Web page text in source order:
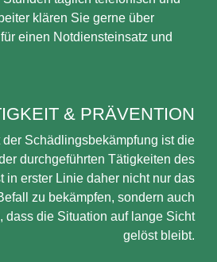
klären Sie gerne über
einen Notdiensteinsatz und
& PRÄVENTION
Schädlingsbekämpfung ist die
durchgeführten Tätigkeiten des
in erster Linie daher nicht nur das
zu bekämpfen, sondern auch
dass die Situation auf lange Sicht
gelöst bleibt.